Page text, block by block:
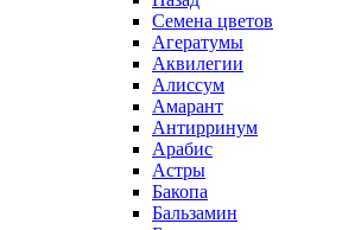
Семена цветов
Агератумы
Аквилегии
Алиссум
Амарант
Антирринум
Арабис
Астры
Бакопа
Бальзамин